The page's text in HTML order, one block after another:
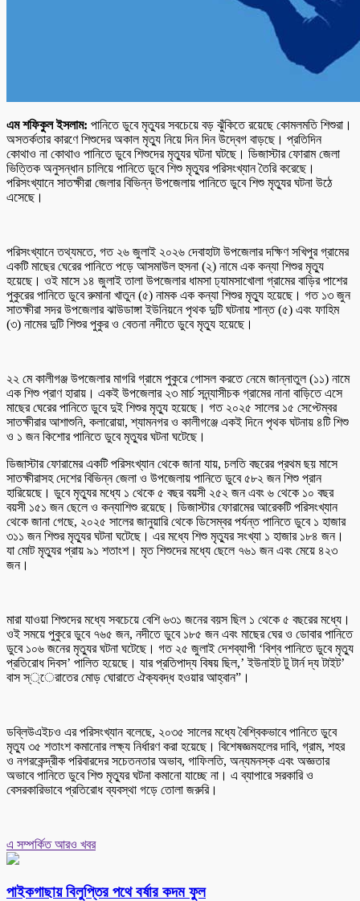
এম শফিকুল ইসলাম: পানিতে ডুবে মৃত্যুর সবচেয়ে বড় ঝুঁকিতে রয়েছে কোমলমতি শিশুরা।
অসতর্কতার কারণে শিশুদের অকাল মৃত্যু নিয়ে দিন দিন উদ্বেগ বাড়ছে। প্রতিদিন
কোথাও না কোথাও পানিতে ডুবে শিশুদের মৃত্যুর ঘটনা ঘটছে। ডিজাস্টার ফোরাম জেলা
ভিত্তিক অনুসন্ধান চালিয়ে পানিতে ডুবে শিশু মৃত্যুর পরিসংখ্যান তৈরি করেছে।
পরিসংখ্যানে সাতক্ষীরা জেলার বিভিন্ন উপজেলায় পানিতে ডুবে শিশু মৃত্যুর ঘটনা উঠে
এসেছে।
পরিসংখ্যানে তথ্যমতে, গত ২৬ জুলাই ২০২৬ দেবাহাটা উপজেলার দক্ষিণ সখিপুর গ্রামের
একটি মাছের ঘেরের পানিতে পড়ে আসমাউল হুসনা (২) নামে এক কন্যা শিশুর মৃত্যু
হয়েছে। ওই মাসে ১৪ জুলাই তালা উপজেলার ধামসা ঢ্যামসাখোলা গ্রামের বাড়ির পাশের
পুকুরের পানিতে ডুবে রুমানা খাতুন (৫) নামক এক কন্যা শিশুর মৃত্যু হয়েছে। গত ১৩ জুন
সাতক্ষীরা সদর উপজেলার ঝাউডাঙ্গা ইউনিয়নে পৃথক দুটি ঘটনায় শান্ত (৫) এবং ফাহিম
(৩) নামের দুটি শিশুর পুকুর ও বেতনা নদীতে ডুবে মৃত্যু হয়েছে।
২২ মে কালীগঞ্জ উপজেলার মাগরি গ্রামে পুকুরে গোসল করতে নেমে জান্নাতুল (১১) নামে
এক শিশু প্রাণ হারায়। একই উপজেলার ২৩ মার্চ সন্ন্যাসীচক গ্রামের নানা বাড়িতে এসে
মাছের ঘেরের পানিতে ডুবে দুই শিশুর মৃত্যু হয়েছে। গত ২০২৫ সালের ১৫ সেপ্টেম্বর
সাতক্ষীরার আশাশুনি, কলারোয়া, শ্যামনগর ও কালীগঞ্জে একই দিনে পৃথক ঘটনায় ৪টি শিশু
ও ১ জন কিশোর পানিতে ডুবে মৃত্যুর ঘটনা ঘটেছে।
ডিজাস্টার ফোরামের একটি পরিসংখ্যান থেকে জানা যায়, চলতি বছরের প্রথম ছয় মাসে
সাতক্ষীরাসহ দেশের বিভিন্ন জেলা ও উপজেলায় পানিতে ডুবে ৫৮২ জন শিশু প্রান
হারিয়েছে। ডুবে মৃত্যুর মধ্যে ১ থেকে ৫ বছর বয়সী ২৫২ জন এবং ৬ থেকে ১০ বছর
বয়সী ১৫১ জন ছেলে ও কন্যাশিশু রয়েছে। ডিজাস্টার ফোরামের আরেকটি পরিসংখ্যান
থেকে জানা গেছে, ২০২৫ সালের জানুয়ারি থেকে ডিসেম্বর পর্যন্ত পানিতে ডুবে ১ হাজার
৩১১ জন শিশুর মৃত্যুর ঘটনা ঘটেছে। এর মধ্যে শিশু মৃত্যুর সংখ্যা ১ হাজার ১৮৪ জন।
যা মোট মৃত্যুর প্রায় ৯১ শতাংশ। মৃত শিশুদের মধ্যে ছেলে ৭৬১ জন এবং মেয়ে ৪২৩
জন।
মারা যাওয়া শিশুদের মধ্যে সবচেয়ে বেশি ৬৩১ জনের বয়স ছিল ১ থেকে ৫ বছরের মধ্যে।
ওই সময়ে পুকুরে ডুবে ৭৬৫ জন, নদীতে ডুবে ১৮৫ জন এবং মাছের ঘের ও ডোবার পানিতে
ডুবে ১০৬ জনের মৃত্যুর ঘটনা ঘটেছে। গত ২৫ জুলাই দেশব্যাপী ‘বিশ্ব পানিতে ডুবে মৃত্যু
প্রতিরোধ দিবস’ পালিত হয়েছে। যার প্রতিপাদ্য বিষয় ছিল,’ ইউনাইট টু টার্ন দ্য টাইট’
বাস স্্েরাতের মোড় ঘোরাতে ঐক্যবদ্ধ হওয়ার আহ্বান”।
ডব্লিউএইচও এর পরিসংখ্যান বলেছে, ২০৩৫ সালের মধ্যে বৈশ্বিকভাবে পানিতে ডুবে
মৃত্যু ৩৫ শতাংশ কমানোর লক্ষ্য নির্ধারণ করা হয়েছে। বিশেষজ্ঞমহলের দাবি, গ্রাম, শহর
ও নগরকেন্দ্রীক পরিবারদের সচেতনতার অভাব, গাফিলতি, অন্যমনস্ক এবং অজ্ঞতার
অভাবে পানিতে ডুবে শিশু মৃত্যুর ঘটনা কমানো যাচ্ছে না। এ ব্যাপারে সরকারি ও
বেসরকারিভাবে প্রতিরোধ ব্যবস্থা গড়ে তোলা জরুরি।
এ সম্পর্কিত আরও খবর
পাইকগাছায় বিলুপ্তির পথে বর্ষার কদম ফুল